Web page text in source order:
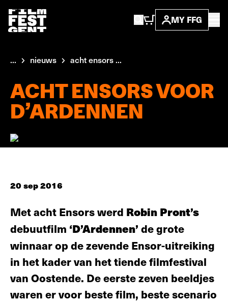
MY FFG
... nieuws acht ensors ...
ACHT ENSORS VOOR
D’ARDENNEN
20 sep 2016
Met acht Ensors werd Robin Pront’s
debuutfilm ‘D’Ardennen’ de grote
winnaar op de zevende Ensor-uitreiking
in het kader van het tiende filmfestival
van Oostende. De eerste zeven beeldjes
waren er voor beste film, beste scenario